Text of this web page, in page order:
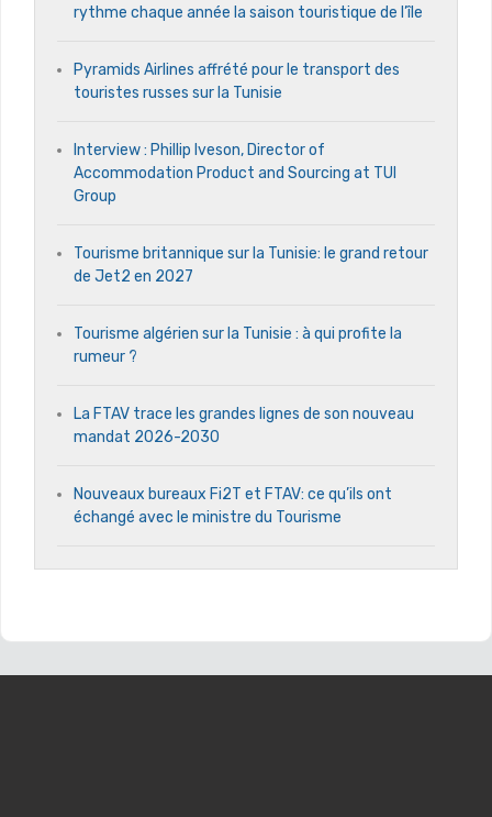
rythme chaque année la saison touristique de l’île
Pyramids Airlines affrété pour le transport des
touristes russes sur la Tunisie
Interview : Phillip Iveson, Director of
Accommodation Product and Sourcing at TUI
Group
Tourisme britannique sur la Tunisie: le grand retour
de Jet2 en 2027
Tourisme algérien sur la Tunisie : à qui profite la
rumeur ?
La FTAV trace les grandes lignes de son nouveau
mandat 2026-2030
Nouveaux bureaux Fi2T et FTAV: ce qu’ils ont
échangé avec le ministre du Tourisme